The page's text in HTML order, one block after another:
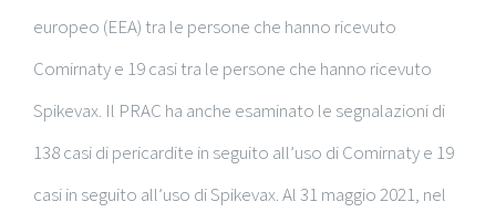
europeo (EEA) tra le persone che hanno ricevuto
Comirnaty e 19 casi tra le persone che hanno ricevuto
Spikevax. Il PRAC ha anche esaminato le segnalazioni di
138 casi di pericardite in seguito all’uso di Comirnaty e 19
casi in seguito all’uso di Spikevax. Al 31 maggio 2021, nel